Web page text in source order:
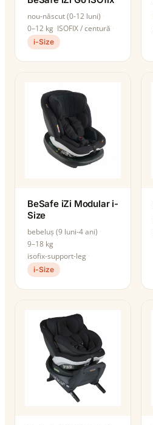
nou-născut (0-12 luni)
0–12 kg ISOFIX / centură
i-Size
BeSafe iZi Modular i-
Size
bebeluș (9 luni-4 ani)
9–18 kg
isofix-support-leg
i-Size